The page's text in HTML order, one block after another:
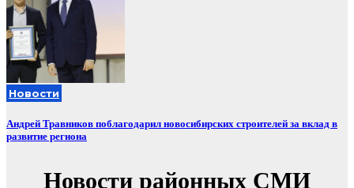
Новости
Андрей Травников поблагодарил новосибирских строителей за вклад в
развитие региона